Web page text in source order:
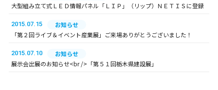
大型組み立て式ＬＥＤ情報パネル「ＬＩＰ」（リップ）ＮＥＴＩＳに登録
2015.07.15
お知らせ
「第２回ライブ＆イベント産業展」ご来場ありがとうございました！
2015.07.10
お知らせ
展示会出展のお知らせ<br />「第５１回栃木県建設展」